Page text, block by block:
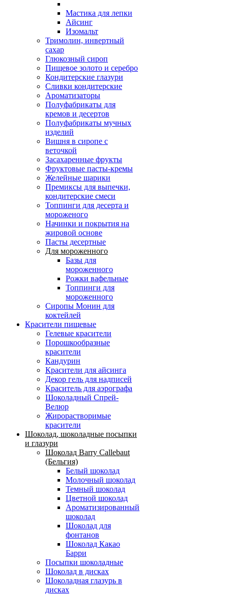
Мастика для лепки
Айсинг
Изомальт
Тримолин, инвертный
сахар
Глюкозный сироп
Пищевое золото и серебро
Кондитерские глазури
Сливки кондитерские
Ароматизаторы
Полуфабрикаты для
кремов и десертов
Полуфабрикаты мучных
изделий
Вишня в сиропе с
веточкой
Засахаренные фрукты
Фруктовые пасты-кремы
Желейные шарики
Премиксы для выпечки,
кондитерские смеси
Топпинги для десерта и
мороженого
Начинки и покрытия на
жировой основе
Пасты десертные
Для мороженного
Базы для
мороженного
Рожки вафельные
Топпинги для
мороженного
Сиропы Монин для
коктейлей
Красители пищевые
Гелевые красители
Порошкообразные
красители
Кандурин
Красители для айсинга
Декор гель для надписей
Краситель для аэрографа
Шоколадный Спрей-
Велюр
Жирорастворимые
красители
Шоколад, шоколадные посыпки
и глазури
Шоколад Barry Callebaut
(Бельгия)
Белый шоколад
Молочный шоколад
Темный шоколад
Цветной шоколад
Ароматизированный
шоколад
Шоколад для
фонтанов
Шоколад Какао
Барри
Посыпки шоколадные
Шоколад в дисках
Шоколадная глазурь в
дисках